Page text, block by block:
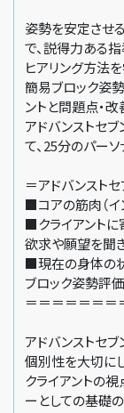
姿勢を安定させ
で、説得力ある指
ヒアリング方法
簡易ブロック姿
ントと問題点・
アドバンストセ
て、25分のパーソ
＝アドバンスト
■コアの筋肉（イ
■クライアントに
欲求や願望を聞
■現在の身体の
ブロック姿勢評
＝＝＝＝＝＝＝
アドバンストセブ
個別性を大切に
クライアントの
ーとしての基礎